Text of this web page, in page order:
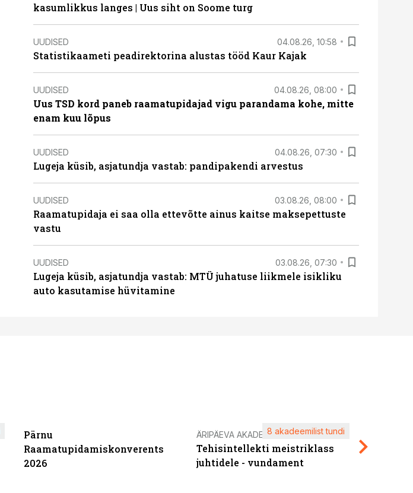
kasumlikkus langes | Uus siht on Soome turg
UUDISED 04.08.26, 10:58
Statistikaameti peadirektorina alustas tööd Kaur Kajak
UUDISED 04.08.26, 08:00
Uus TSD kord paneb raamatupidajad vigu parandama kohe, mitte
enam kuu lõpus
UUDISED 04.08.26, 07:30
Lugeja küsib, asjatundja vastab: pandipakendi arvestus
UUDISED 03.08.26, 08:00
Raamatupidaja ei saa olla ettevõtte ainus kaitse maksepettuste
vastu
UUDISED 03.08.26, 07:30
Lugeja küsib, asjatundja vastab: MTÜ juhatuse liikmele isikliku
auto kasutamise hüvitamine
Pärnu
Raamatupidamiskonverents
2026
ÄRIPÄEVA AKADEEMIA
Tehisintellekti meistriklass
juhtidele - vundament
8 akadeemilist tundi